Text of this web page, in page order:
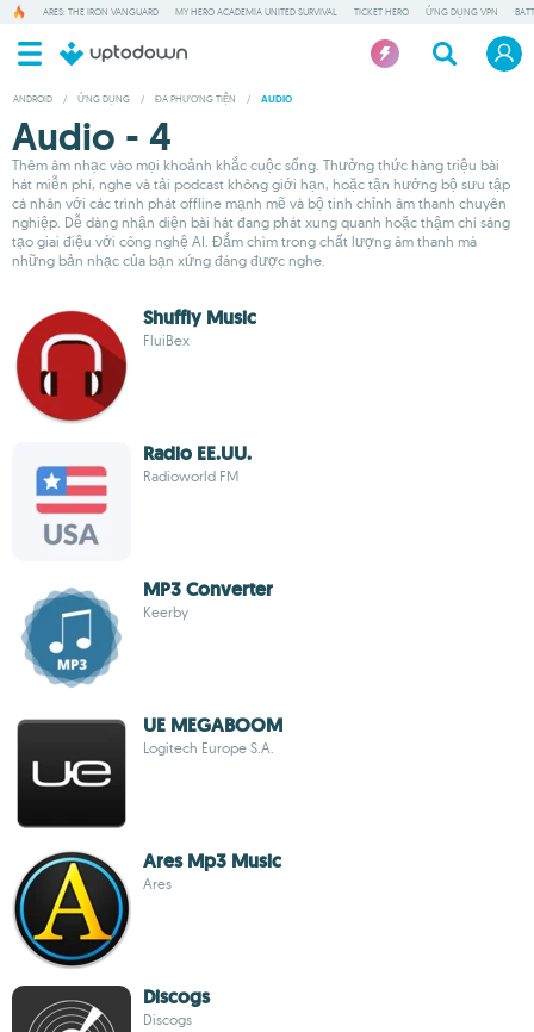
ARES: THE IRON VANGUARD MY HERO ACADEMIA UNITED SURVIVAL TICKET HERO ỨNG DỤNG VPN
ANDROID / ỨNG DỤNG / ĐA PHƯƠNG TIỆN / AUDIO
Audio - 4
Thêm âm nhạc vào mọi khoảnh khắc cuộc sống. Thưởng thức hàng triệu bài
hát miễn phí, nghe và tải podcast không giới hạn, hoặc tận hưởng bộ sưu tập
cá nhân với các trình phát offline mạnh mẽ và bộ tinh chỉnh âm thanh chuyên
nghiệp. Dễ dàng nhận diện bài hát đang phát xung quanh hoặc thậm chí sáng
tạo giai điệu với công nghệ AI. Đắm chìm trong chất lượng âm thanh mà
những bản nhạc của bạn xứng đáng được nghe.
Shuffly Music
FluiBex
Radio EE.UU.
Radioworld FM
MP3 Converter
Keerby
UE MEGABOOM
Logitech Europe S.A.
Ares Mp3 Music
Ares
Discogs
Discogs